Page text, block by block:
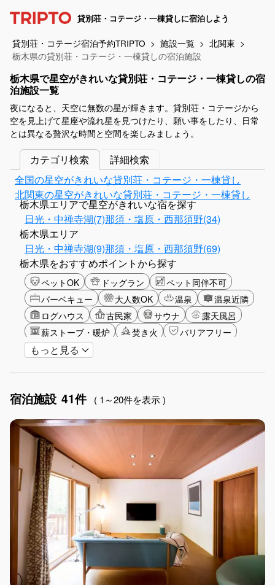
貸別荘・コテージ・一棟貸しに宿泊しよう
貸別荘・コテージ宿泊予約TRIPTO 施設一覧
北関東
栃木県の貸別荘・コテージ・一棟貸しの宿泊施設
栃木県で星空がきれいな貸別荘・コテージ・一棟貸しの宿
泊施設一覧
夜になると、天空に無数の星が輝きます。貸別荘・コテージから
空を見上げて星座や流れ星を見つけたり、願い事をしたり、日常
とは異なる贅沢な時間と空間を楽しみましょう。
カテゴリ検索
詳細検索
全国の星空がきれいな貸別荘・コテージ・一棟貸し
北関東の星空がきれいな貸別荘・コテージ・一棟貸し
栃木県エリアで星空がきれいな宿を探す
日光・中禅寺湖(7)那須・塩原・西那須野(34)
栃木県エリア
日光・中禅寺湖(9)那須・塩原・西那須野(69)
栃木県をおすすめポイントから探す
ペットOK ドッグラン
ペット同伴不可
バーベキュー
大人数OK 温泉
温泉近隣
ログハウス
古民家 サウナ
露天風呂
薪ストーブ・暖炉
焚き火
バリアフリー
カップル
グランピング
グリーンツーリズム
お子さま歓迎
もっと見る
宿泊施設 41件 ( 1～20件を表示 )